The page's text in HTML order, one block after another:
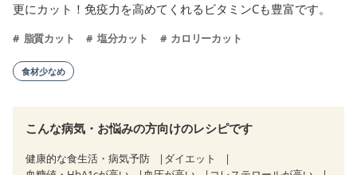
更にカット！免疫力を高めてくれるビタミンCも豊富です。
脂質カット 塩分カット カロリーカット
食材少なめ
こんな病気・お悩みの方向けのレシピです
健康的な食生活・病気予防
ダイエット